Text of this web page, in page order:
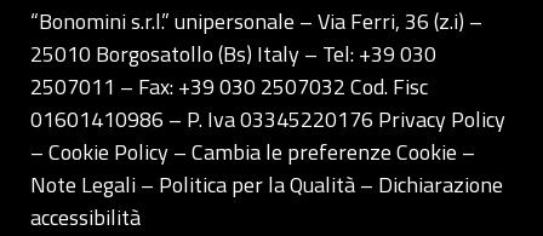
“Bonomini s.r.l.” unipersonale – Via Ferri, 36 (z.i) –
25010 Borgosatollo (Bs) Italy – Tel: +39 030
2507011 – Fax: +39 030 2507032 Cod. Fisc
01601410986 – P. Iva 03345220176 Privacy Policy
– Cookie Policy –Cambia le preferenze Cookie –
Note Legali– Politica per la Qualità– Dichiarazione
accessibilità